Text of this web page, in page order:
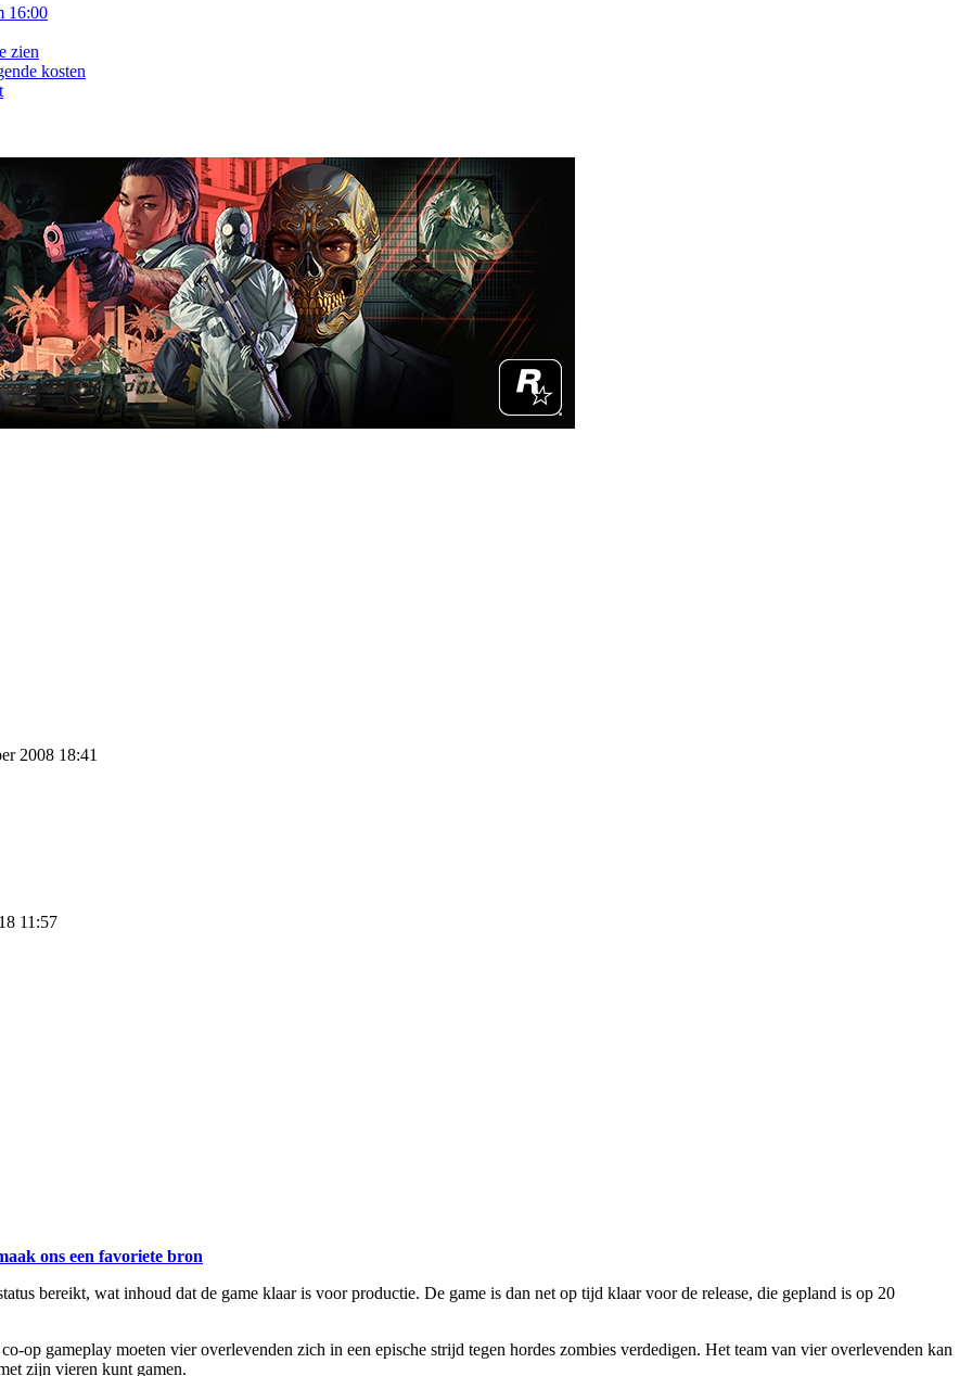
16:00
zien
kosten
2008 18:41
11:57
ons een favoriete bron
bereikt, wat inhoud dat de game klaar is voor productie. De game is dan net op tijd klaar voor de release, die gepland is op 20
op gameplay moeten vier overlevenden zich in een epische strijd tegen hordes zombies verdedigen. Het team van vier overlevenden kan
zijn vieren kunt gamen.